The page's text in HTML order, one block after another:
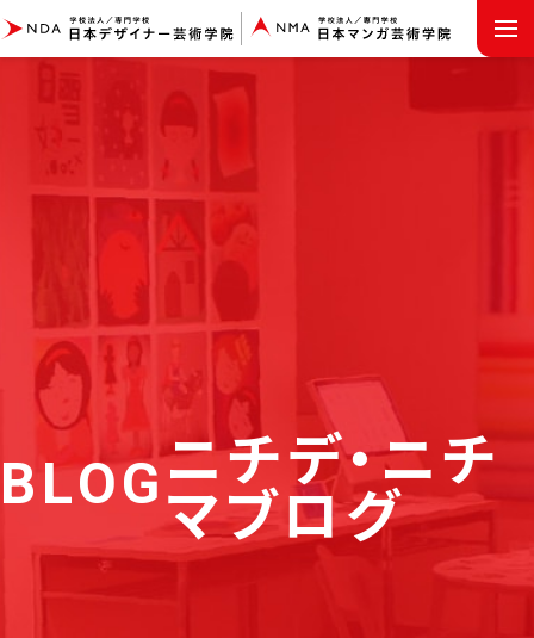
BLOGニチデ・ニチ
マブログ